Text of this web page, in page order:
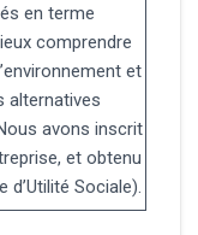
en terme
comprendre
et
alternatives
avons inscrit
et obtenu
d’Utilité Sociale).